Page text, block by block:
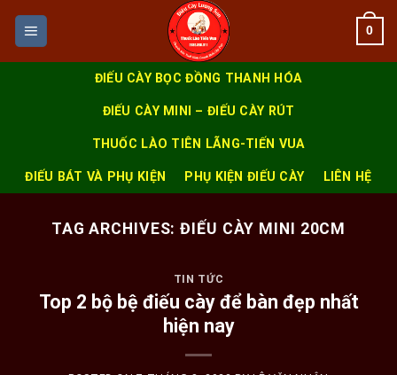
Skip
content
0
ĐIẾU CÀY BỌC ĐỒNG THANH HÓA
ĐIẾU CÀY MINI – ĐIẾU CÀY RÚT
THUỐC LÀO TIÊN LÃNG-TIẾN VUA
ĐIẾU BÁT VÀ PHỤ KIỆN PHỤ KIỆN ĐIẾU CÀY LIÊN HỆ
TAG ARCHIVES:ĐIẾU CÀY MINI 20CM
TIN TỨC
Top 2 bộ bệ điếu cày để bàn đẹp nhất
hiện nay